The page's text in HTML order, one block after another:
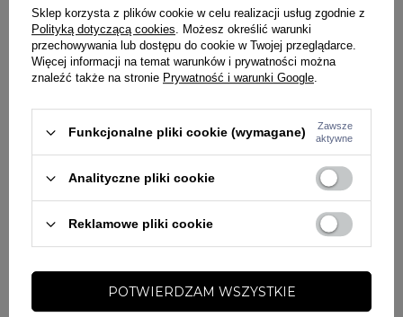
klasyczna męska bluza bez kaptura, idealna do codziennych stylówek.
Wykonana w 100% z miękkiej bawełny o gramaturze 315 g/m², co
gwarantuje komfort, trwałość i ciepło przez cały dzień.Laserowy
nadruk z logo na froncieto charakterystyczny detal marki
zapewniają idealne dopasowanie i wygodę noszenia.
Klasyczny krój bez kaptura
Regularny fason crewneck
Na froncie nadruk z logotypem
Materiał: 100% bawełna
Sklep korzysta z plików cookie w celu realizacji usług zgodnie z
Polityką dotyczącą cookies. Możesz określić warunki
przechowywania lub dostępu do cookie w Twojej przeglądarce.
Więcej informacji na temat warunków i prywatności można
znaleźć także na stronie Prywatność i warunki Google.
Funkcjonalne pliki cookie (wymagane)
Zawsze
aktywne
Analityczne pliki cookie
Reklamowe pliki cookie
POTWIERDZAM WSZYSTKIE